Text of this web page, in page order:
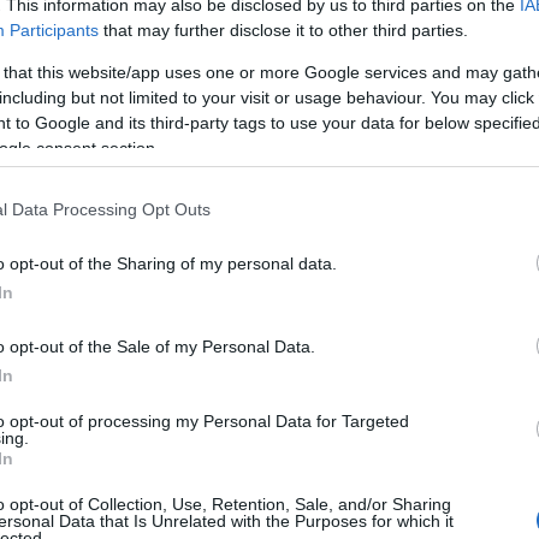
This information may also be disclosed by us to third parties on the
Participants that may further disclose it to other third parties.
that this website/app uses one or more Google services and may
but not limited to your visit or usage behaviour. You may
to Google and its third-party tags to use your data for below
consent section.
Data Processing Opt Outs
opt-out of the Sharing of my personal data.
opt-out of the Sale of my Personal Data.
opt-out of processing my Personal Data for Targeted
opt-out of Collection, Use, Retention, Sale, and/or Sharing
Data that Is Unrelated with the Purposes for which it
σε έργα και δράσεις που έχει κάνει
με σκοπό να ενθαρρύνει τους νέους
και να αναπτυχθούν στον τόπο
:
, ενός σύγχρονου χώρου, 50θέσεων
νέους επαγγελματίες
«Κάλυψη» , μέσω του οποίου
α ζευγάρια και νέες οικογένειες, ηλικίας 25
του Δήμου, όπως η δυνατότητα
υπηρεσίες, τα 27 σημεία δωρεάν
λήψη αποφάσεων και στη διαμόρφωση